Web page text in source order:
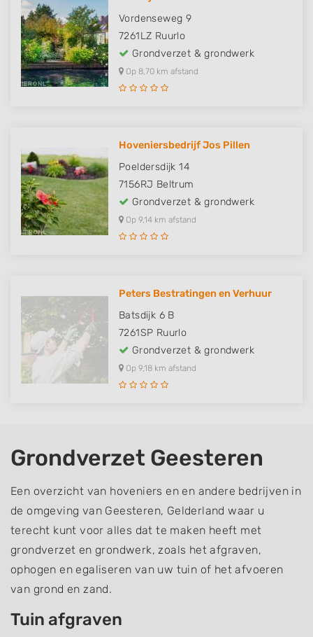
Vordenseweg 9
7261LZ Ruurlo
Grondverzet & grondwerk
Op 8,70 km afstand
Hoveniersbedrijf Jos Pillen
Poeldersdijk 14
7156RJ Beltrum
Grondverzet & grondwerk
Op 9,14 km afstand
Peters Bestratingen en Verhuur
Batsdijk 6 B
7261SP Ruurlo
Grondverzet & grondwerk
Op 9,18 km afstand
Grondverzet Geesteren
Een overzicht van hoveniers en en andere bedrijven in
de omgeving van Geesteren, Gelderland waar u
terecht kunt voor alles dat te maken heeft met
grondverzet en grondwerk, zoals het afgraven,
ophogen en egaliseren van uw tuin of het afvoeren
van grond en zand.
Tuin afgraven